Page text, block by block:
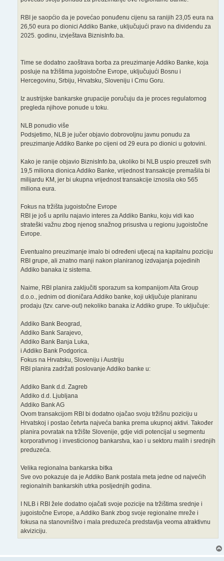
RBI je saopćio da je povećao ponuđenu cijenu sa ranijih 23,05 eura na
26,50 eura po dionici Addiko Banke, uključujući pravo na dividendu za
2025. godinu, izvještava BiznisInfo.ba.
Time se dodatno zaoštrava borba za preuzimanje Addiko Banke, koja
posluje na tržištima jugoistočne Evrope, uključujući Bosnu i
Hercegovinu, Srbiju, Hrvatsku, Sloveniju i Crnu Goru.
Iz austrijske bankarske grupacije poručuju da je proces regulatornog
pregleda njihove ponude u toku.
NLB ponudio više
Podsjetimo, NLB je jučer objavio dobrovoljnu javnu ponudu za
preuzimanje Addiko Banke po cijeni od 29 eura po dionici u gotovini.
Kako je ranije objavio BiznisInfo.ba, ukoliko bi NLB uspio preuzeti svih
19,5 miliona dionica Addiko Banke, vrijednost transakcije premašila bi
milijardu KM, jer bi ukupna vrijednost transakcije iznosila oko 565
miliona eura.
Fokus na tržišta jugoistočne Evrope
RBI je još u aprilu najavio interes za Addiko Banku, koju vidi kao
strateški važnu zbog njenog snažnog prisustva u regionu jugoistočne
Evrope.
Eventualno preuzimanje imalo bi određeni utjecaj na kapitalnu poziciju
RBI grupe, ali znatno manji nakon planiranog izdvajanja pojedinih
Addiko banaka iz sistema.
Naime, RBI planira zaključiti sporazum sa kompanijom Alta Group
d.o.o., jednim od dioničara Addiko banke, koji uključuje planiranu
prodaju (tzv. carve-out) nekoliko banaka iz Addiko grupe. To uključuje:
Addiko Bank Beograd,
Addiko Bank Sarajevo,
Addiko Bank Banja Luka,
i Addiko Bank Podgorica.
Fokus na Hrvatsku, Sloveniju i Austriju
RBI planira zadržati poslovanje Addiko banke u:
Addiko Bank d.d. Zagreb
Addiko d.d. Ljubljana
Addiko Bank AG
Ovom transakcijom RBI bi dodatno ojačao svoju tržišnu poziciju u
Hrvatskoj i postao četvrta najveća banka prema ukupnoj aktivi. Također
planira povratak na tržište Slovenije, gdje vidi potencijal u segmentu
korporativnog i investicionog bankarstva, kao i u sektoru malih i srednjih
preduzeća.
Velika regionalna bankarska bitka
Sve ovo pokazuje da je Addiko Bank postala meta jedne od najvećih
regionalnih bankarskih utrka posljednjih godina.
I NLB i RBI žele dodatno ojačati svoje pozicije na tržištima srednje i
jugoistočne Evrope, a Addiko Bank zbog svoje regionalne mreže i
fokusa na stanovništvo i mala preduzeća predstavlja veoma atraktivnu
akviziciju.